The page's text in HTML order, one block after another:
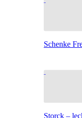
Schenke
Storck –